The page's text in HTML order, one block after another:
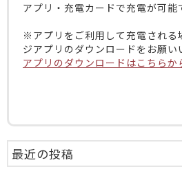
アプリ・充電カードで充電が可能
※アプリをご利用して充電される
ジアプリのダウンロードをお願い
アプリのダウンロードはこちらか
最近の投稿